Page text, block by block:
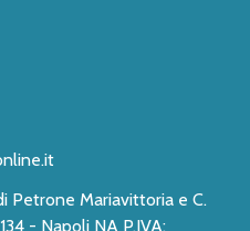
Petrone Mariavittoria e C.